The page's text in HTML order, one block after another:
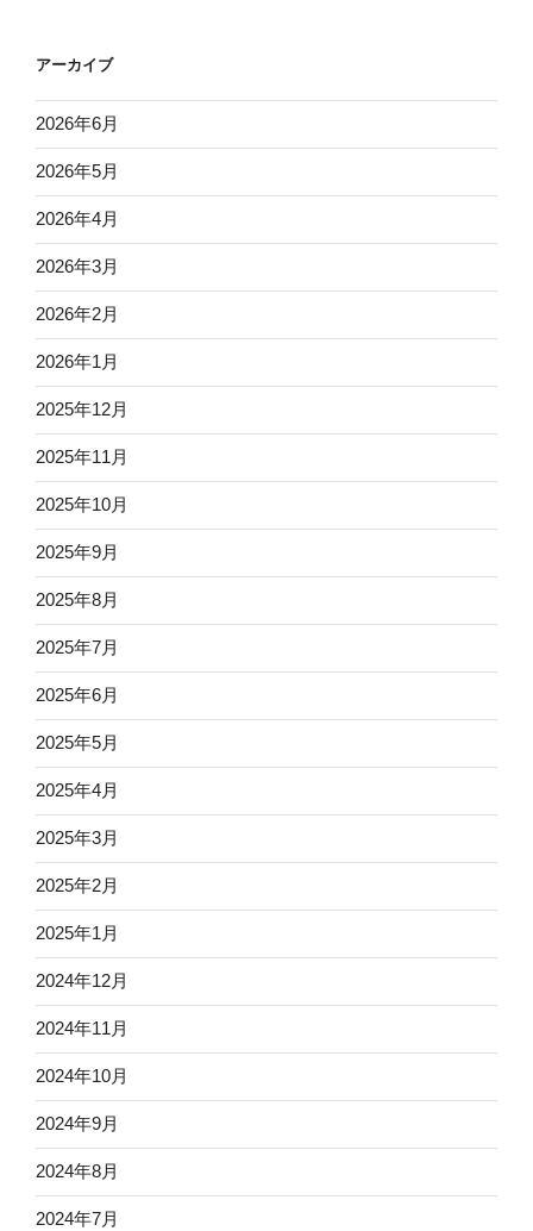
アーカイブ
2026年6月
2026年5月
2026年4月
2026年3月
2026年2月
2026年1月
2025年12月
2025年11月
2025年10月
2025年9月
2025年8月
2025年7月
2025年6月
2025年5月
2025年4月
2025年3月
2025年2月
2025年1月
2024年12月
2024年11月
2024年10月
2024年9月
2024年8月
2024年7月